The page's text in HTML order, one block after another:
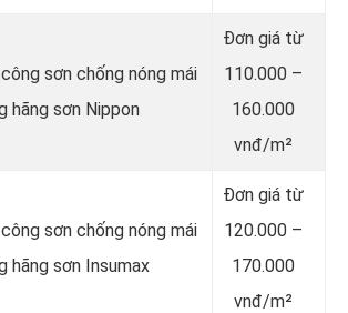
sơn chống nóng mái
hãng sơn Nippon
Đơn giá từ
110.000 –
160.000
vnđ/m²
sơn chống nóng mái
hãng sơn Insumax
Đơn giá từ
120.000 –
170.000
vnđ/m²